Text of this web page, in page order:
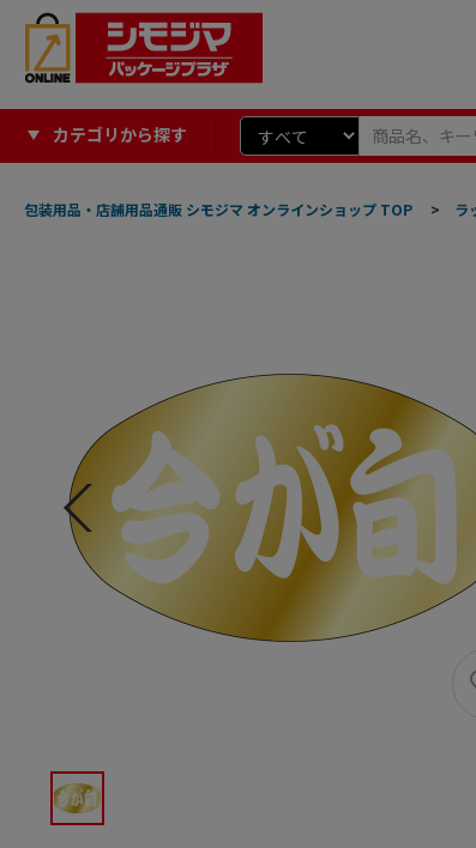
カテゴリから探す
包装用品・店舗用品通販 シモジマ オンラインショップ TOP > ラ